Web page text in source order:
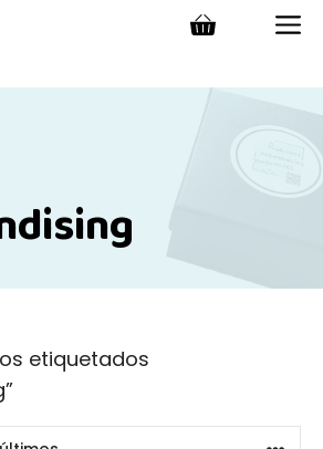
etiquetados